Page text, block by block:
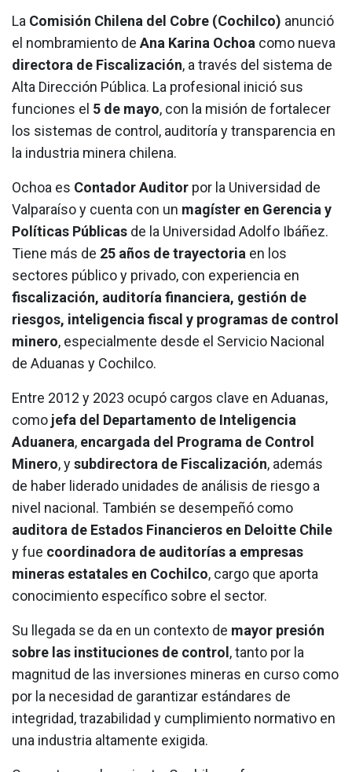
La Comisión Chilena del Cobre (Cochilco) anunció
el nombramiento de Ana Karina Ochoa como nueva
directora de Fiscalización, a través del sistema de
Alta Dirección Pública. La profesional inició sus
funciones el 5 de mayo, con la misión de fortalecer
los sistemas de control, auditoría y transparencia en
la industria minera chilena.
Ochoa es Contador Auditor por la Universidad de
Valparaíso y cuenta con un magíster en Gerencia y
Políticas Públicas de la Universidad Adolfo Ibáñez.
Tiene más de 25 años de trayectoria en los
sectores público y privado, con experiencia en
fiscalización, auditoría financiera, gestión de
riesgos, inteligencia fiscal y programas de control
minero, especialmente desde el Servicio Nacional
de Aduanas y Cochilco.
Entre 2012 y 2023 ocupó cargos clave en Aduanas,
como jefa del Departamento de Inteligencia
Aduanera, encargada del Programa de Control
Minero, ysubdirectora de Fiscalización, además
de haber liderado unidades de análisis de riesgo a
nivel nacional. También se desempeñó como
auditora de Estados Financieros en Deloitte Chile
y fue coordinadora de auditorías a empresas
mineras estatales en Cochilco, cargo que aporta
conocimiento específico sobre el sector.
Su llegada se da en un contexto de mayor presión
sobre las instituciones de control , tanto por la
magnitud de las inversiones mineras en curso como
por la necesidad de garantizar estándares de
integridad, trazabilidad y cumplimiento normativo en
una industria altamente exigida.